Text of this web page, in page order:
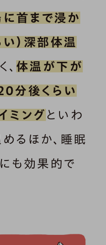
首まで浸か
い）深部体温
体温が下が
分後くらい
ミング といわ
るほか、睡眠
も効果的で